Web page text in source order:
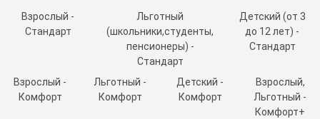
Взрослый -
Стандарт
Льготный
(школьники,студенты,
пенсионеры) -
Стандарт
Детский (от 3
до 12 лет) -
Стандарт
Взрослый -
Комфорт
Льготный -
Комфорт
Детский -
Комфорт
Взрослый,
Льготный -
Комфорт+